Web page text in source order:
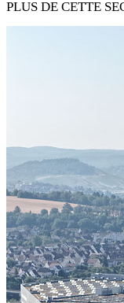
PLUS DE CETTE